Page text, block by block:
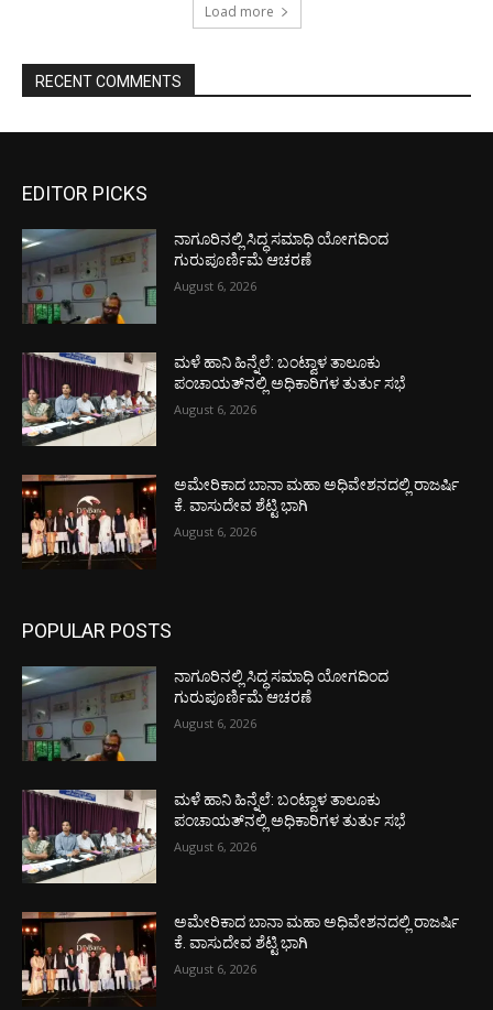
Load more
RECENT COMMENTS
EDITOR PICKS
ನಾಗೂರಿನಲ್ಲಿ ಸಿದ್ಧ ಸಮಾಧಿ ಯೋಗದಿಂದ
ಗುರುಪೂರ್ಣಿಮೆ ಆಚರಣೆ
August 6, 2026
ಮಳೆ ಹಾನಿ ಹಿನ್ನೆಲೆ: ಬಂಟ್ವಾಳ ತಾಲೂಕು
ಪಂಚಾಯತ್‌ನಲ್ಲಿ ಅಧಿಕಾರಿಗಳ ತುರ್ತು ಸಭೆ
August 6, 2026
ಅಮೇರಿಕಾದ ಬಾನಾ ಮಹಾ ಅಧಿವೇಶನದಲ್ಲಿ ರಾಜರ್ಷಿ
ಕೆ. ವಾಸುದೇವ ಶೆಟ್ಟಿ ಭಾಗಿ
August 6, 2026
POPULAR POSTS
ನಾಗೂರಿನಲ್ಲಿ ಸಿದ್ಧ ಸಮಾಧಿ ಯೋಗದಿಂದ
ಗುರುಪೂರ್ಣಿಮೆ ಆಚರಣೆ
August 6, 2026
ಮಳೆ ಹಾನಿ ಹಿನ್ನೆಲೆ: ಬಂಟ್ವಾಳ ತಾಲೂಕು
ಪಂಚಾಯತ್‌ನಲ್ಲಿ ಅಧಿಕಾರಿಗಳ ತುರ್ತು ಸಭೆ
August 6, 2026
ಅಮೇರಿಕಾದ ಬಾನಾ ಮಹಾ ಅಧಿವೇಶನದಲ್ಲಿ ರಾಜರ್ಷಿ
ಕೆ. ವಾಸುದೇವ ಶೆಟ್ಟಿ ಭಾಗಿ
August 6, 2026